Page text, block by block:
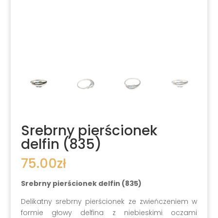
Srebrny pierścionek
delfin (835)
75.00zł
Srebrny pierścionek delfin (835)
Delikatny srebrny pierścionek ze zwieńczeniem w
formie głowy delfina z niebieskimi oczami